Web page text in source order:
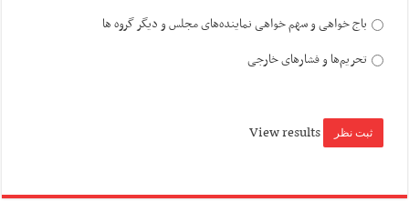
باج خواهی و سهم خواهی نماینده‌های مجلس و دیگر گروه ها
تحریم‌ها و فشارهای خارجی
View results